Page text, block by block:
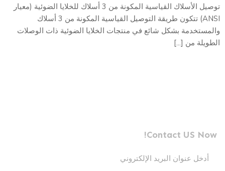
توصيل الأسلاك القياسية المكونة من 3 أسلاك للخلايا الضوئية (معيار
ANSI) تتكون طريقة التوصيل القياسية المكونة من 3 أسلاك
والمستخدمة بشكل شائع في منتجات الخلايا الضوئية ذات الوصلات
الطويلة من [...]
Contact US Now!